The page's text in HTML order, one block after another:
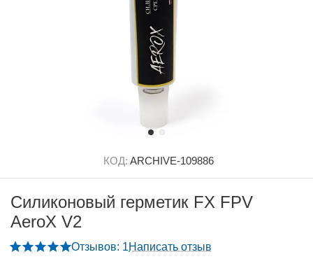
КОД: ARCHIVE-109886
Силиконовый герметик FX FPV
AeroX V2
Отзывов: 1Написать отзыв